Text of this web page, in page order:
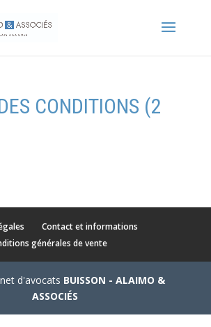
CONDITIONS (2
Contact et informations
générales de vente
d'avocats BUISSON - ALAIMO &
ASSOCIÉS